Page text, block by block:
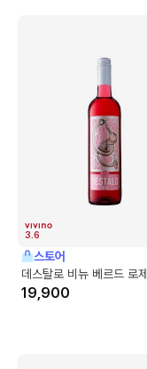
3.6
스토어
데스탈로 비뉴 베르드 로제
19,900